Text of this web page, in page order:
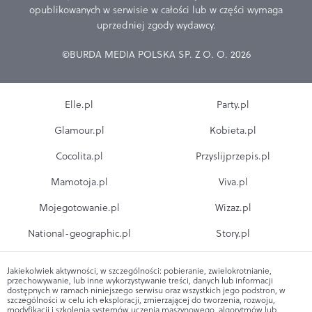
opublikowanych w serwisie w całości lub w części wymaga
uprzedniej zgody wydawcy.
©BURDA MEDIA POLSKA SP. Z O. O. 2026
Elle.pl
Glamour.pl
Cocolita.pl
Mamotoja.pl
Mojegotowanie.pl
National-geographic.pl
Party.pl
Kobieta.pl
Przyslijprzepis.pl
Viva.pl
Wizaz.pl
Story.pl
Jakiekolwiek aktywności, w szczególności: pobieranie, zwielokrotnianie,
przechowywanie, lub inne wykorzystywanie treści, danych lub informacji
dostępnych w ramach niniejszego serwisu oraz wszystkich jego podstron, w
szczególności w celu ich eksploracji, zmierzającej do tworzenia, rozwoju,
modyfikacji i szkolenia systemów uczenia maszynowego, algorytmów lub